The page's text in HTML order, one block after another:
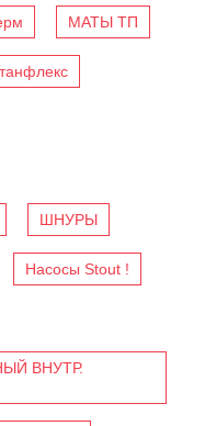
МАТЫ ТП
ШНУРЫ
Насосы Stout !
ВНУТР.